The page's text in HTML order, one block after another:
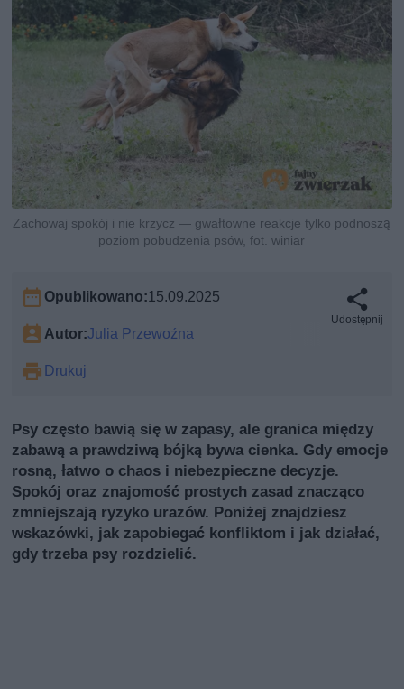
Zachowaj spokój i nie krzycz — gwałtowne reakcje tylko podnoszą
poziom pobudzenia psów, fot. winiar
Opublikowano:15.09.2025
Autor:Julia Przewoźna
Drukuj
Udostępnij
Psy często bawią się w zapasy, ale granica między
zabawą a prawdziwą bójką bywa cienka. Gdy emocje
rosną, łatwo o chaos i niebezpieczne decyzje.
Spokój oraz znajomość prostych zasad znacząco
zmniejszają ryzyko urazów. Poniżej znajdziesz
wskazówki, jak zapobiegać konfliktom i jak działać,
gdy trzeba psy rozdzielić.